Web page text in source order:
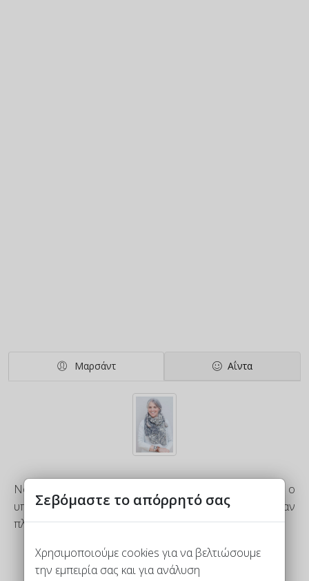
Μαρσάντ Αΐντα
Νομίζω ότι το αγαπημένο μου κομμάτι είναι ο
υπέροχος χαλαρωτικός ρυθμός που δημιουργείται όταν
πλέκεις τον πόντο
Nancy Marchant Η βασίλισσα της πλεξης Μπριός
Σεβόμαστε το απόρρητό σας
Χρησιμοποιούμε cookies για να βελτιώσουμε
την εμπειρία σας και για ανάλυση